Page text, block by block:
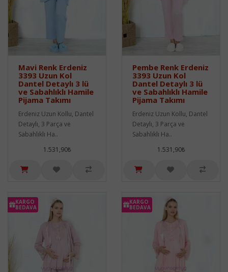
Mavi Renk Erdeniz
3393 Uzun Kol
Dantel Detaylı 3 lü
ve Sabahlıklı Hamile
Pijama Takımı
Erdeniz Uzun Kollu, Dantel
Detaylı, 3 Parça ve
Sabahlıklı Ha..
1.531,90₺
Pembe Renk Erdeniz
3393 Uzun Kol
Dantel Detaylı 3 lü
ve Sabahlıklı Hamile
Pijama Takımı
Erdeniz Uzun Kollu, Dantel
Detaylı, 3 Parça ve
Sabahlıklı Ha..
1.531,90₺
KARGO
BEDAVA
KARGO
BEDAVA